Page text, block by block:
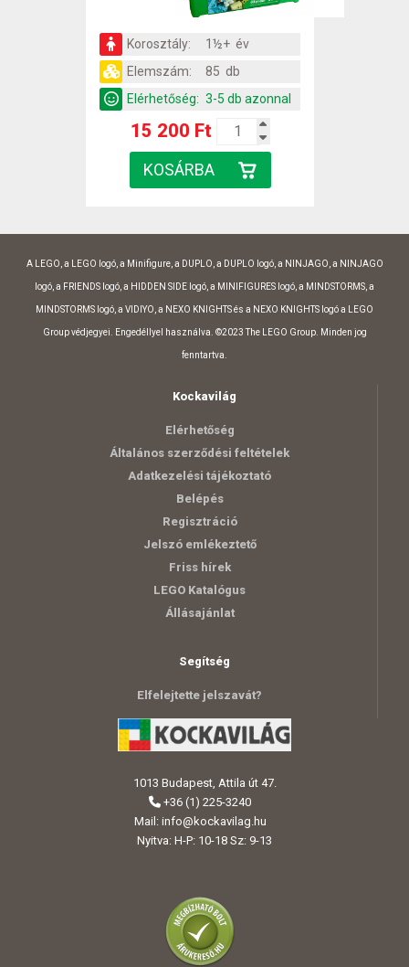
Korosztály:
1½+ év
Elemszám:
85 db
Elérhetőség: 3-5 db azonnal
15 200 Ft
A LEGO, a LEGO logó, a Minifigure, a DUPLO, a DUPLO logó, a NINJAGO, a NINJAGO
logó, a FRIENDS logó, a HIDDEN SIDE logó, a MINIFIGURES logó, a MINDSTORMS, a
MINDSTORMS logó, a VIDIYO, a NEXO KNIGHTS és a NEXO KNIGHTS logó a LEGO
Group védjegyei. Engedéllyel használva. ©2023 The LEGO Group. Minden jog
fenntartva.
Kockavilág
Elérhetőség
Általános szerződési feltételek
Adatkezelési tájékoztató
Belépés
Regisztráció
Jelszó emlékeztető
Friss hírek
LEGO Katalógus
Állásajánlat
Segítség
Elfelejtette jelszavát?
1013 Budapest, Attila út 47.
+36 (1) 225-3240
Mail: info@kockavilag.hu
Nyitva: H-P: 10-18 Sz: 9-13